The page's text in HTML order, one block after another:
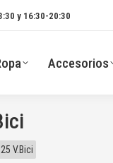
y 16:30-20:30
Accesorios
V.Bici